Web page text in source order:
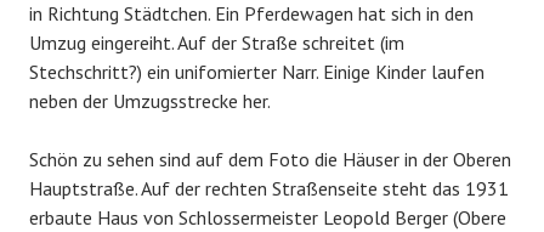
in Richtung Städtchen. Ein Pferdewagen hat sich in den
Umzug eingereiht. Auf der Straße schreitet (im
Stechschritt?) ein unifomierter Narr. Einige Kinder laufen
neben der Umzugsstrecke her.
Schön zu sehen sind auf dem Foto die Häuser in der Oberen
Hauptstraße. Auf der rechten Straßenseite steht das 1931
erbaute Haus von Schlossermeister Leopold Berger (Obere